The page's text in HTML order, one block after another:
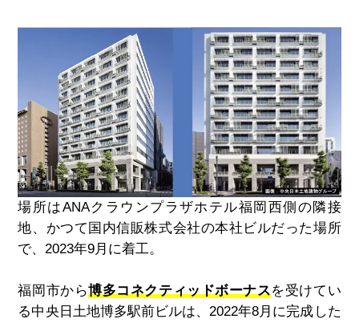
場所はANAクラウンプラザホテル福岡西側の隣接
地、かつて国内信販株式会社の本社ビルだった場所
で、 2023年9月に着工。
福岡市から博多コネクティッドボーナスを受けてい
る中央日土地博多駅前ビルは、 2022年8月に完成した